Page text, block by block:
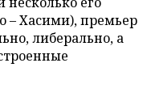
– Хасими), премьер
либерально, а